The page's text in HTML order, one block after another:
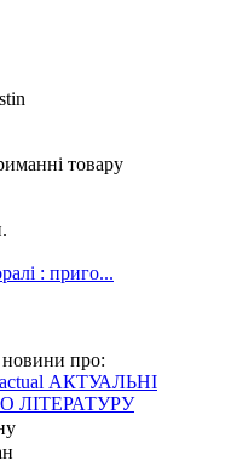
товару
: приго...
новини про:
АКТУАЛЬНІ
ЛІТЕРАТУРУ